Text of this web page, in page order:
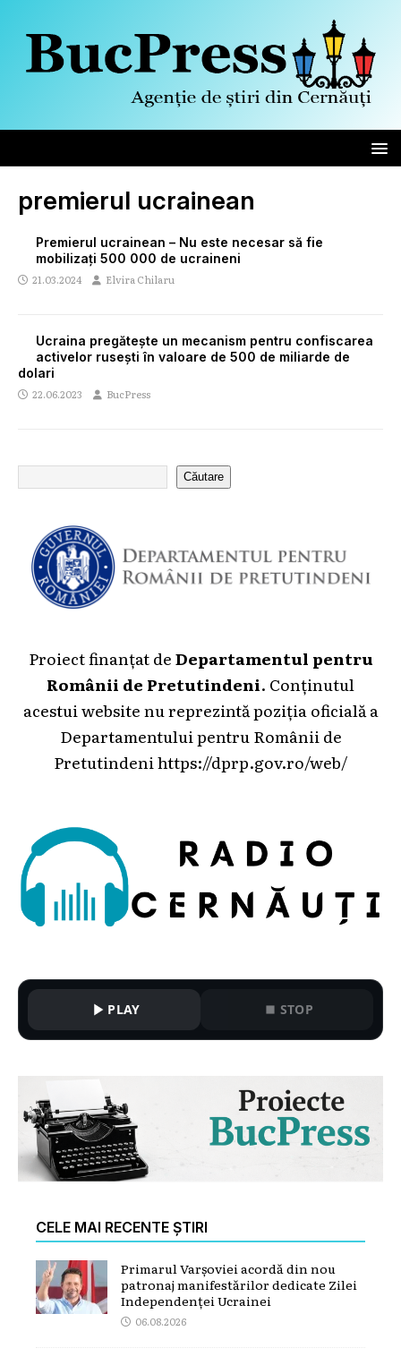
premierul ucrainean
Premierul ucrainean – Nu este necesar să fie
mobilizați 500 000 de ucraineni
21.03.2024 Elvira Chilaru
Ucraina pregătește un mecanism pentru confiscarea
activelor rusești în valoare de 500 de miliarde de
dolari
22.06.2023 BucPress
Căutare
Proiect finanțat deDepartamentul pentru
Românii de Pretutindeni. Conținutul
acestui website nu reprezintă poziția oficială a
Departamentului pentru Românii de
Pretutindeni https://dprp.gov.ro/web/
PLAY STOP
CELE MAI RECENTE ȘTIRI
Primarul Varșoviei acordă din nou
patronaj manifestărilor dedicate Zilei
Independenței Ucrainei
06.08.2026